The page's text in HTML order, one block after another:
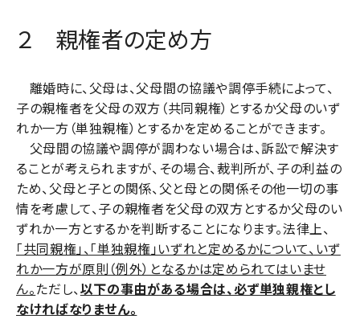
２ 親権者の定め方
離婚時に、父母は、父母間の協議や調停手続によって、
子の親権者を父母の双方（共同親権）とするか父母のいず
れか一方（単独親権）とするかを定めることができます。
父母間の協議や調停が調わない場合は、訴訟で解決す
ることが考えられますが、その場合、裁判所が、子の利益の
ため、父母と子との関係、父と母との関係その他一切の事
情を考慮して、子の親権者を父母の双方とするか父母のい
ずれか一方とするかを判断することになります。法律上、
「共同親権」、「単独親権」いずれと定めるかについて、いず
れか一方が原則（例外）となるかは定められてはいませ
ん。ただし、以下の事由がある場合は、必ず単独親権とし
なければなりません。